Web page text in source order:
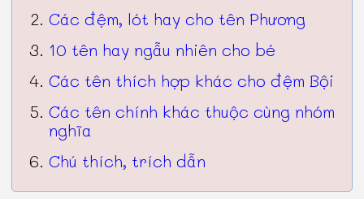
Các đệm, lót hay cho tên Phương
10 tên hay ngẫu nhiên cho bé
Các tên thích hợp khác cho đệm Bội
Các tên chính khác thuộc cùng nhóm
nghĩa
Chú thích, trích dẫn